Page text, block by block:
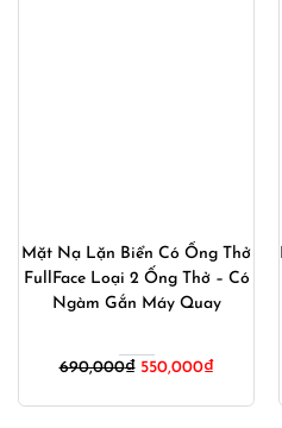
Mặt Nạ Lặn Biển Có Ống Thở
FullFace Loại 2 Ống Thở – Có
Ngàm Gắn Máy Quay
690,000₫ Giá
550,000₫Giá